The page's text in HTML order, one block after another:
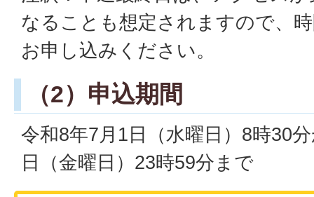
なることも想定されますので、
お申し込みください。
（2）申込期間
令和8年7月1日（水曜日）8時30
日（金曜日）23時59分まで